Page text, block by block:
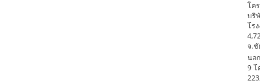
โค
บริ
โร
จ.
นอ
9 โ